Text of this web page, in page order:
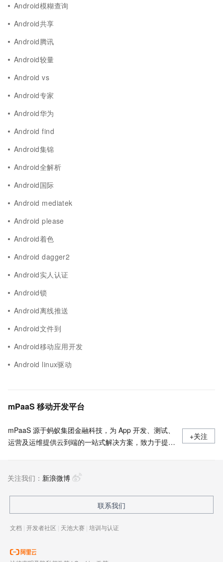
Android模糊查询
Android共享
Android腾讯
Android较量
Android vs
Android专家
Android华为
Android find
Android集锦
Android全解析
Android国际
Android mediatek
Android please
Android着色
Android dagger2
Android实人认证
Android锁
Android离线推送
Android文件到
Android移动应用开发
Android linux驱动
mPaaS 移动开发平台
mPaaS 源于蚂蚁集团金融科技，为 App 开发、测试、
运营及运维提供云到端的一站式解决方案，致力于提供
https://www.aliyun.com/product/mobilepaas/mpaas
+关注
关注我们： 新浪微博
联系我们
文档 | 开发者社区 | 天池大赛 | 培训与认证